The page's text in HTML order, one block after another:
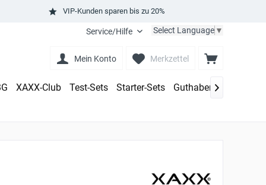
VIP-Kunden sparen bis zu 20%
Service/Hilfe Select Language ▼
Merkzettel
Mein Konto
XAXX-Club Test-Sets Starter-Sets Guthaben aufladen
